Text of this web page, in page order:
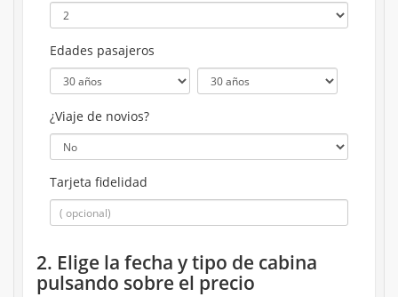
Edades pasajeros
¿Viaje de novios?
Tarjeta fidelidad
2. Elige la fecha y tipo de cabina
pulsando sobre el precio